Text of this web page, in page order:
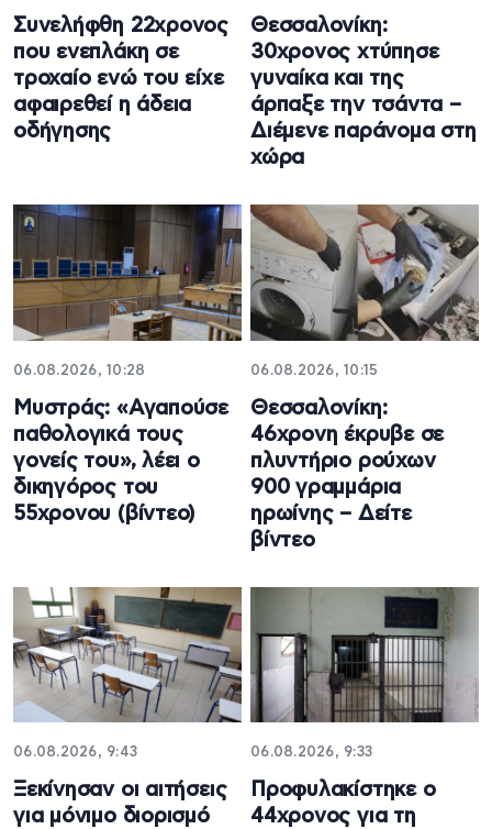
Συνελήφθη 22χρονος
που ενεπλάκη σε
τροχαίο ενώ του είχε
αφαιρεθεί η άδεια
οδήγησης
Θεσσαλονίκη:
30χρονος χτύπησε
γυναίκα και της
άρπαξε την τσάντα –
Διέμενε παράνομα στη
χώρα
06.08.2026, 10:28
Μυστράς: «Αγαπούσε
παθολογικά τους
γονείς του», λέει ο
δικηγόρος του
55χρονου (βίντεο)
06.08.2026, 10:15
Θεσσαλονίκη:
46χρονη έκρυβε σε
πλυντήριο ρούχων
900 γραμμάρια
ηρωίνης – Δείτε
βίντεο
06.08.2026, 9:43
Ξεκίνησαν οι αιτήσεις
για μόνιμο διορισμό
06.08.2026, 9:33
Προφυλακίστηκε ο
44χρονος για τη